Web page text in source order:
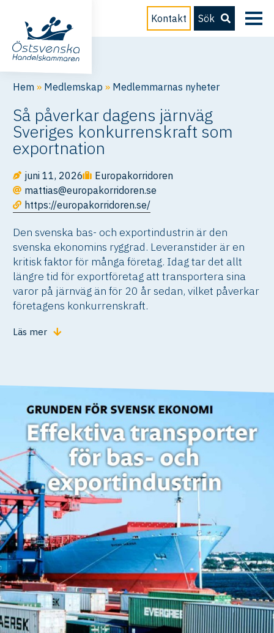
Kontakt Sök
Hem » Medlemskap » Medlemmarnas nyheter
Så påverkar dagens järnväg
Sveriges konkurrenskraft som
exportnation
juni 11, 2026
Europakorridoren
mattias@europakorridoren.se
https://europakorridoren.se/
Den svenska bas- och exportindustrin är den
svenska ekonomins ryggrad. Leveranstider är en
kritisk faktor för många företag. Idag tar det allt
längre tid för exportföretag att transportera sina
varor på järnväg än för 20 år sedan, vilket påverkar
företagens konkurrenskraft.
Läs mer